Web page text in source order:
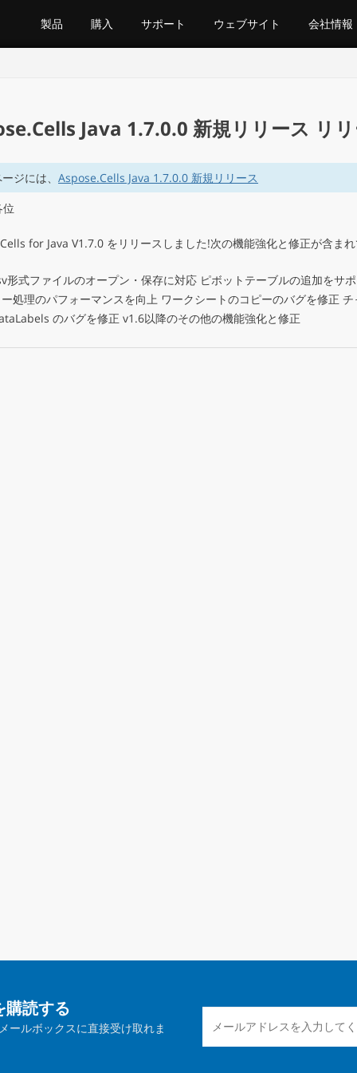
製品 購入 サポート ウェブサイト 会社情報
Java 1.7.0.0 新規リリース リ
ジには、 Aspose.Cells Java 1.7.0.0 新規リリース
for Java V1.7.0 をリリースしました!次の機能強化と修正が含ま
形式ファイルのオープン・保存に対応 ピボットテーブルの追加をサ
処理のパフォーマンスを向上 ワークシートのコピーのバグを修正 チ
のバグを修正 v1.6以降のその他の機能強化と修正
購読する
ールボックスに直接受け取れま